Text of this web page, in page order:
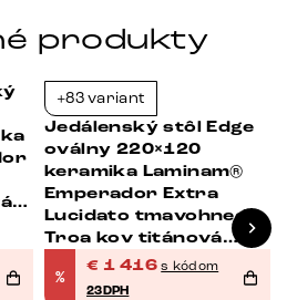
produkty
+83 variant
Jedálenský stôl Edge
oválny 220×120
keramika Laminam®
Emperador Extra
Lucidato tmavohnedá
Troa kov titánová
farba
%
€ 1 416 s kódom
23DPH